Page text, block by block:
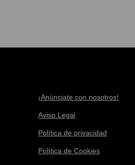
¡Anúnciate con nosotros!
Aviso Legal
Política de privacidad
Política de Cookies